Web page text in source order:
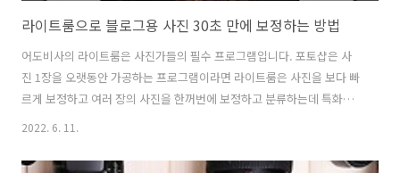
라이트룸으로 블로그용 사진 30초 만에 보정하는 방법
어도비사의 라이트룸은 사진가들의 필수 프로그램입니다. 포토샵은 사
진 1장을 오랫동안 가공하는 프로그램이라면 라이트룸은 사진을 보다 빠
르게 보정하고 여러 장의 사진을 한꺼번에 보정하고 분류하는데 특화된
프로그램입니다. 또한 라이트룸은 사진 원본 위에 보정을 하고 보정한 사
이라도 라이트룸을 사용할 것을 권합니다. 카메라로 촬영한 사진들은
2022. 6. 11.